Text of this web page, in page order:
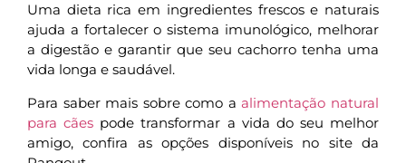
Uma dieta rica em ingredientes frescos e naturais
ajuda a fortalecer o sistema imunológico, melhorar
a digestão e garantir que seu cachorro tenha uma
vida longa e saudável.
Para saber mais sobre como aalimentação natural
para cães pode transformar a vida do seu melhor
amigo, confira as opções disponíveis no site da